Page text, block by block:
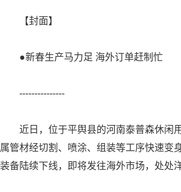
【封面】
●新春生产马力足 海外订单赶制忙
---------------
近日，位于平舆县的河南泰普森休闲
属管材经切割、喷涂、组装等工序快速变
装备陆续下线，即将发往海外市场，处处